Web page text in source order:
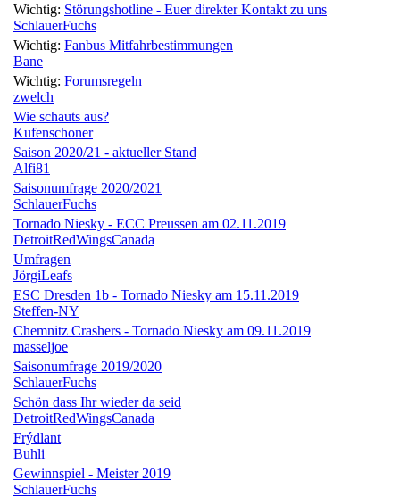
Wichtig: Störungshotline - Euer direkter Kontakt zu uns
SchlauerFuchs
Wichtig: Fanbus Mitfahrbestimmungen
Bane
Wichtig: Forumsregeln
zwelch
Wie schauts aus?
Kufenschoner
Saison 2020/21 - aktueller Stand
Alfi81
Saisonumfrage 2020/2021
SchlauerFuchs
Tornado Niesky - ECC Preussen am 02.11.2019
DetroitRedWingsCanada
Umfragen
JörgiLeafs
ESC Dresden 1b - Tornado Niesky am 15.11.2019
Steffen-NY
Chemnitz Crashers - Tornado Niesky am 09.11.2019
masseljoe
Saisonumfrage 2019/2020
SchlauerFuchs
Schön dass Ihr wieder da seid
DetroitRedWingsCanada
Frýdlant
Buhli
Gewinnspiel - Meister 2019
SchlauerFuchs